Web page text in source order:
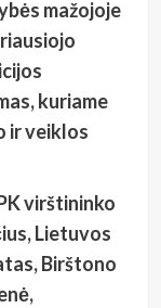
mažojoje
kuriame
ir veiklos
virštininko
Lietuvos
Birštono